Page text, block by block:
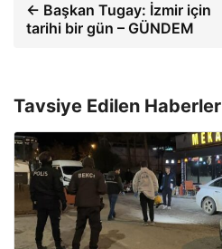
← Başkan Tugay: İzmir için
tarihi bir gün – GÜNDEM
Tavsiye Edilen Haberler